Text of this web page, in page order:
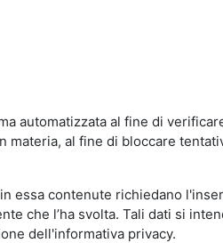
automatizzata al fine di
al fine di bloccare
essa contenute richiedano
che l’ha svolta. Tali dati si
dell'informativa privacy.